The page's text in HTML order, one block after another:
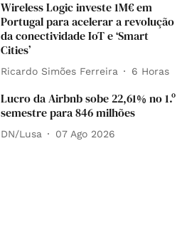
Wireless Logic investe 1M€ em
Portugal para acelerar a revolução
da conectividade IoT e ‘Smart
Cities’
Ricardo Simões Ferreira 6 Horas
Lucro da Airbnb sobe 22,61% no 1.º
semestre para 846 milhões
DN/Lusa 07 Ago 2026